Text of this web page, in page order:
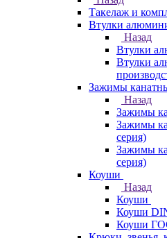
Такелаж и
Втулки
Назад
Втулки
Втулки
Зажимы
Назад
Зажимы
Зажимы
серия)
Зажимы
серия)
Коуши
Назад
Коуши
Коуши
Коуши